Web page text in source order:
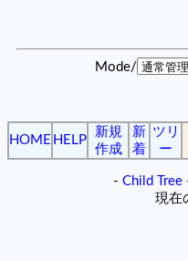
Mode/
HOME HELP
新規
作成
新
着
ツリ
ー
- Child Tree
現在